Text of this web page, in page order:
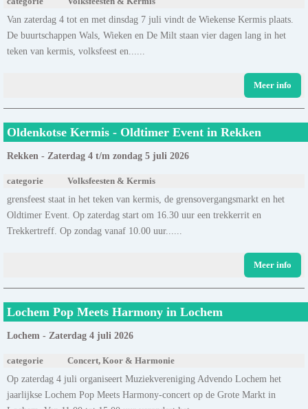
Van zaterdag 4 tot en met dinsdag 7 juli vindt de Wiekense Kermis plaats.
De buurtschappen Wals, Wieken en De Milt staan vier dagen lang in het
teken van kermis, volksfeest en......
Meer info
Oldenkotse Kermis - Oldtimer Event in Rekken
Rekken - Zaterdag 4 t/m zondag 5 juli 2026
categorie Volksfeesten & Kermis
grensfeest staat in het teken van kermis, de grensovergangsmarkt en het
Oldtimer Event. Op zaterdag start om 16.30 uur een trekkerrit en
Trekkertreff. Op zondag vanaf 10.00 uur......
Meer info
Lochem Pop Meets Harmony in Lochem
Lochem - Zaterdag 4 juli 2026
categorie Concert, Koor & Harmonie
Op zaterdag 4 juli organiseert Muziekvereniging Advendo Lochem het
jaarlijkse Lochem Pop Meets Harmony-concert op de Grote Markt in